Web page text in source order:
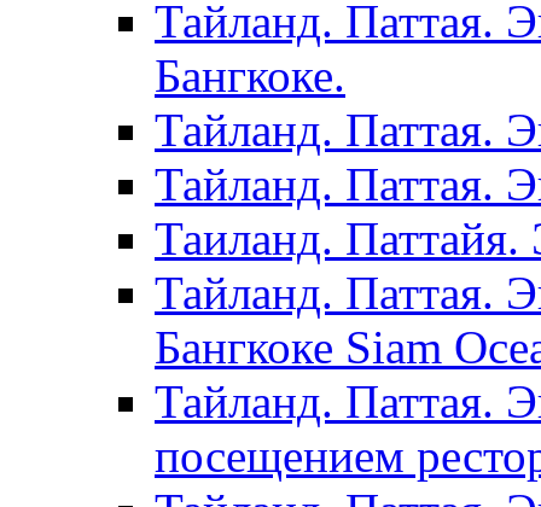
Тайланд. Паттая.
Бангкоке.
Тайланд. Паттая.
Тайланд. Паттая.
Таиланд.
Тайланд. Паттая.
Бангкоке Siam
Тайланд. Паттая.
посещением